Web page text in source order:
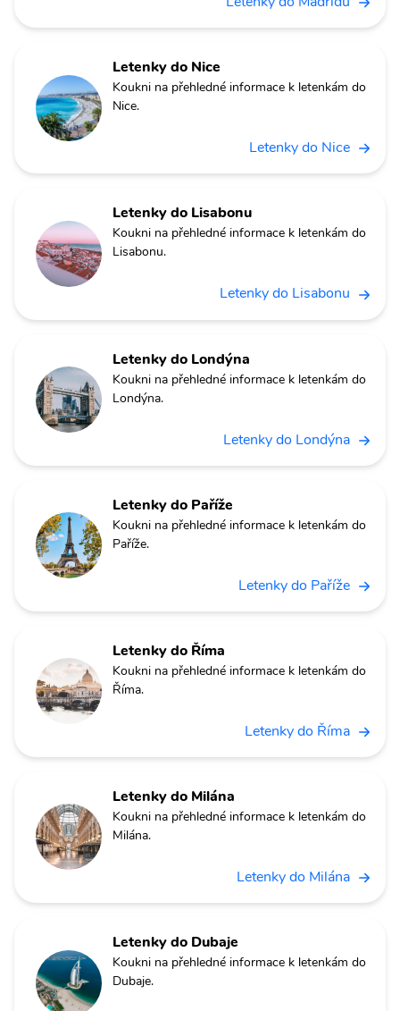
Letenky do Nice
Koukni na přehledné informace k letenkám do
Nice.
Letenky do Nice
Letenky do Lisabonu
Koukni na přehledné informace k letenkám do
Lisabonu.
Letenky do Lisabonu
Letenky do Londýna
Koukni na přehledné informace k letenkám do
Londýna.
Letenky do Londýna
Letenky do Paříže
Koukni na přehledné informace k letenkám do
Paříže.
Letenky do Paříže
Letenky do Říma
Koukni na přehledné informace k letenkám do
Říma.
Letenky do Říma
Letenky do Milána
Koukni na přehledné informace k letenkám do
Milána.
Letenky do Milána
Letenky do Dubaje
Koukni na přehledné informace k letenkám do
Dubaje.